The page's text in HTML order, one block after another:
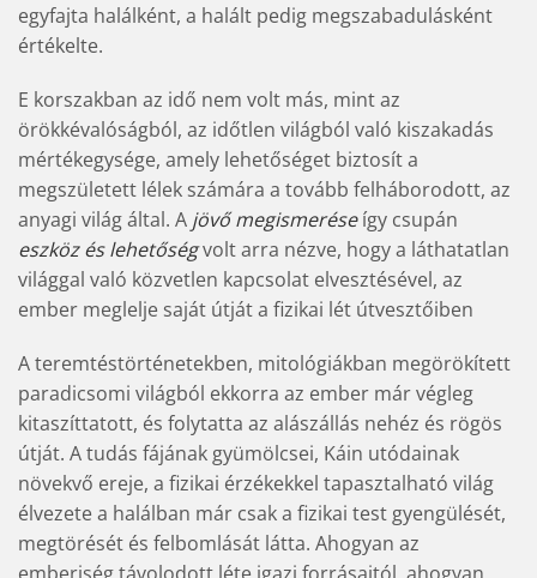
egyfajta halálként, a halált pedig megszabadulásként
értékelte.
E korszakban az idő nem volt más, mint az
örökkévalóságból, az időtlen világból való kiszakadás
mértékegysége, amely lehetőséget biztosít a
megszületett lélek számára a tovább felháborodott, az
anyagi világ által. A jövő megismeréseígy csupán
eszköz és lehetőségvolt arra nézve, hogy a láthatatlan
világgal való közvetlen kapcsolat elvesztésével, az
ember meglelje saját útját a fizikai lét útvesztőiben
A teremtéstörténetekben, mitológiákban megörökített
paradicsomi világból ekkorra az ember már végleg
kitaszíttatott, és folytatta az alászállás nehéz és rögös
útját. A tudás fájának gyümölcsei, Káin utódainak
növekvő ereje, a fizikai érzékekkel tapasztalható világ
élvezete a halálban már csak a fizikai test gyengülését,
megtörését és felbomlását látta. Ahogyan az